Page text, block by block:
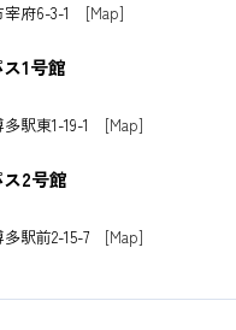
宰府6-3-1 [Map]
1号館
駅東1-19-1 [Map]
2号館
駅前2-15-7 [Map]